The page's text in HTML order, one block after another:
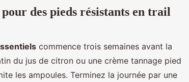
des pieds résistants en trail
commence trois semaines avant la
du jus de citron ou une crème tannage pied
les ampoules. Terminez la journée par une